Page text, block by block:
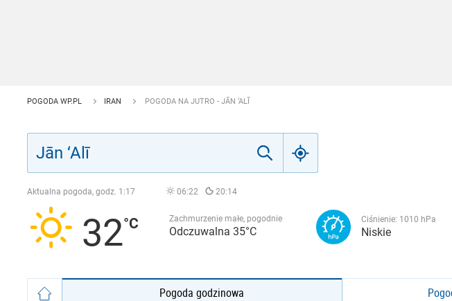
POGODA WP.PL IRAN POGODA NA JUTRO - JĀN ‘ALĪ
Aktualna pogoda, godz. 1:17 06:22 20:14
32 Zachmurzenie małe, pogodnie
Odczuwalna 35°C
Ciśnienie: 1010 hPa
Niskie
Pogoda godzinowa